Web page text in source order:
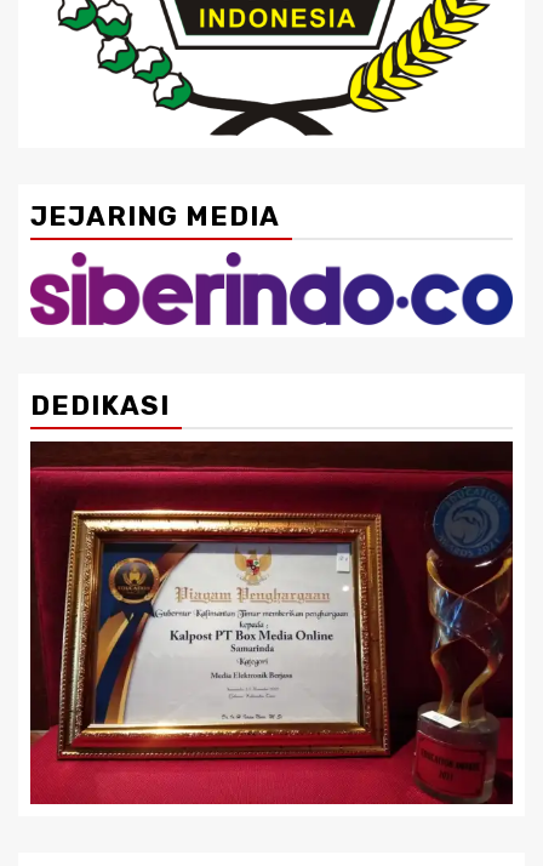
JEJARING MEDIA
DEDIKASI